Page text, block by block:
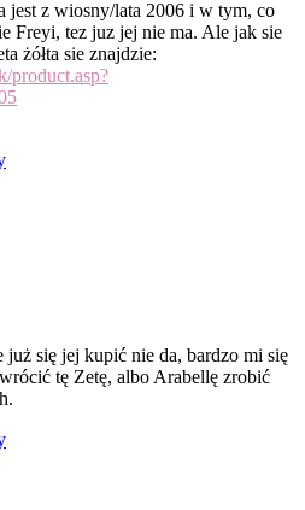
jest z wiosny/lata 2006 i w tym, co
Freyi, tez juz jej nie ma. Ale jak sie
żółta sie znajdzie:
product.asp?
już się jej kupić nie da, bardzo mi się
tę Zetę, albo Arabellę zrobić